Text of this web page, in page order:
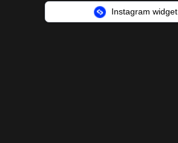
Instagram widget